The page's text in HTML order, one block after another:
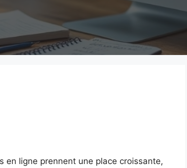
en ligne prennent une place croissante,